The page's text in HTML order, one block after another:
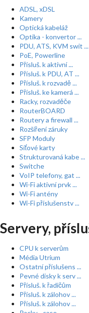
ADSL, xDSL
Kamery
Optická kabeláž
Optika - konvertor ...
PDU, ATS, KVM swit ...
PoE, Powerline
Přísluš. k aktivní ...
Přísluš. k PDU, AT ...
Přísluš. k rozvadě ...
Přísluš. ke kamerá ...
Racky, rozvaděče
RouterBOARD
Routery a firewall ...
Rozšíření záruky
SFP Moduly
Síťové karty
Strukturovaná kabe ...
Switche
VoIP telefony, gat ...
Wi-Fi aktivní prvk ...
Wi-Fi antény
Wi-Fi příslušenstv ...
Servery,
CPU k serverům
Média Utrium
Ostatní příslušens ...
Pevné disky k serv ...
Přísluš. k řadičům
Přísluš. k zálohov ...
Přísluš. k zálohov ...